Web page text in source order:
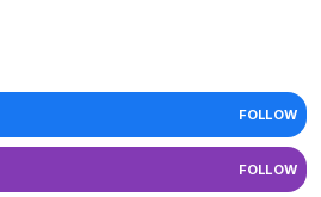
FOLLOW
FOLLOW